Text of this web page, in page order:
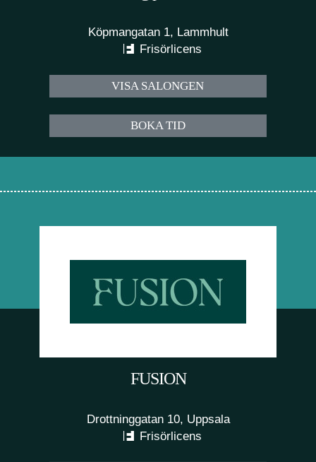
Köpmangatan 1, Lammhult
Frisörlicens
VISA SALONGEN
BOKA TID
FUSION
Drottninggatan 10, Uppsala
Frisörlicens